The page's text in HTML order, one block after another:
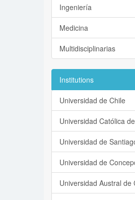
Ingeniería
Medicina
Multidisciplinarias
Institutions
Universidad de Chile
Universidad Católica
Universidad de
Universidad de
Universidad Austral de